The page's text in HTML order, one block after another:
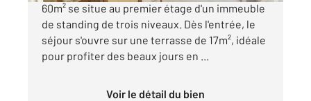
60m² se situe au premier étage d'un immeuble
de standing de trois niveaux. Dès l'entrée, le
séjour s'ouvre sur une terrasse de 17m², idéale
pour profiter des beaux jours en ...
Voir le détail du bien